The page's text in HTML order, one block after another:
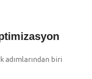
adımlarından biri